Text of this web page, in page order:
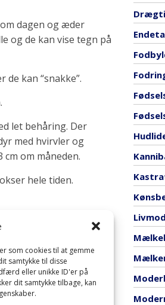
som cookies til at gemme
samtykke til disse
eller unikke ID'er på
dit samtykke tilbage, kan
dagen og æder
og de kan vise tegn på
kan “snakke”.
let behåring. Der
med hvirvler og
om måneden.
hele tiden.